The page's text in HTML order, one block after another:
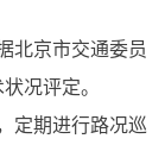
北京市交通委员
况评定。
定期进行路况巡